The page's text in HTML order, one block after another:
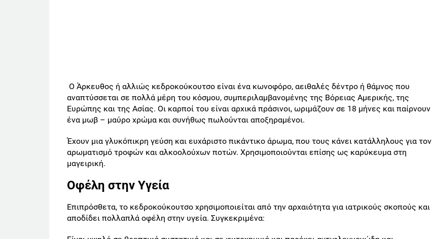
Ο Άρκευθος ή αλλιώς κεδροκούκουτσο είναι ένα κωνοφόρο, αειθαλές δέντρο ή θάμνος που
αναπτύσσεται σε πολλά μέρη του κόσμου, συμπεριλαμβανομένης της Βόρειας Αμερικής, της
Ευρώπης και της Ασίας. Οι καρποί του είναι αρχικά πράσινοι, ωριμάζουν σε 18 μήνες και παίρνουν
ένα μωβ – μαύρο χρώμα και συνήθως πωλούνται αποξηραμένοι.
Έχουν μια γλυκόπικρη γεύση και ευχάριστο πικάντικο άρωμα, που τους κάνει κατάλληλους για τον
αρωματισμό τροφών και αλκοολούχων ποτών. Χρησιμοποιούνται επίσης ως καρύκευμα στη
μαγειρική.
Οφέλη στην Υγεία
Επιπρόσθετα, το κεδροκούκουτσο χρησιμοποιείται από την αρχαιότητα για ιατρικούς σκοπούς και
αποδίδει πολλαπλά οφέλη στην υγεία. Συγκεκριμένα: